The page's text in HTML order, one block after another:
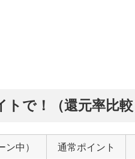
で！（還元率比較
中） 通常ポイント